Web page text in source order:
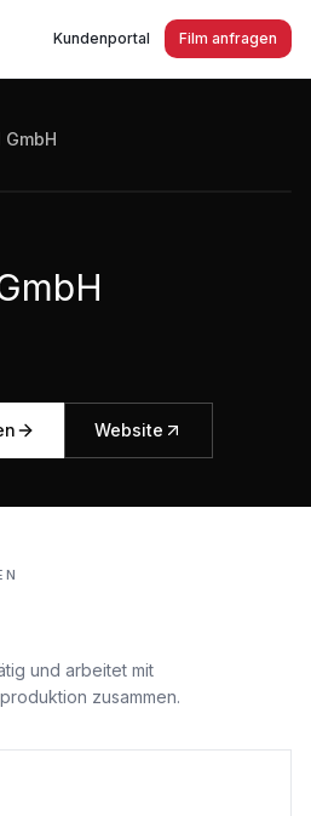
Kundenportal Film anfragen
Website
und arbeitet mit
zusammen.